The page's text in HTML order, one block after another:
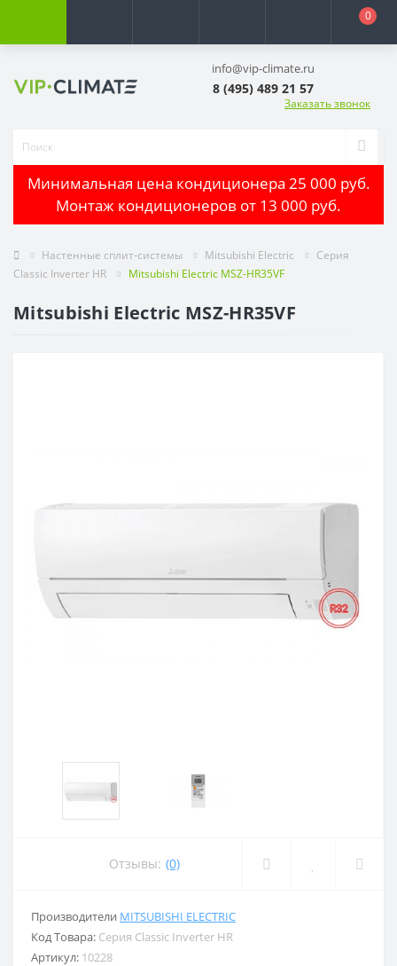
0
info@vip-climate.ru
8 (495) 489 21 57
Заказать звонок
Минимальная цена кондиционера 25 000 руб.
Монтаж кондиционеров от 13 000 руб.
Настенные сплит-системы Mitsubishi Electric
Серия
Classic Inverter HR
Mitsubishi Electric MSZ-HR35VF
Mitsubishi Electric MSZ-HR35VF
Отзывы: (0)
Производители MITSUBISHI ELECTRIC
Код Товара: Серия Classic Inverter HR
Артикул: 10228